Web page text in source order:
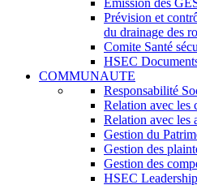
Emission des
Prévision et
du drainage des
Comite Santé
HSEC
COMMUNAUTE
Responsabilité
Relation avec les
Relation avec les
Gestion du
Gestion des
Gestion des
HSEC Leadership